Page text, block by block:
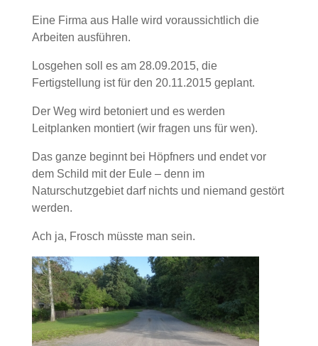
Eine Firma aus Halle wird voraussichtlich die
Arbeiten ausführen.
Losgehen soll es am 28.09.2015, die
Fertigstellung ist für den 20.11.2015 geplant.
Der Weg wird betoniert und es werden
Leitplanken montiert (wir fragen uns für wen).
Das ganze beginnt bei Höpfners und endet vor
dem Schild mit der Eule – denn im
Naturschutzgebiet darf nichts und niemand gestört
werden.
Ach ja, Frosch müsste man sein.